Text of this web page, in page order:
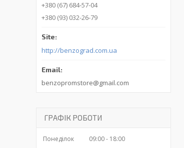
+380 (67) 684-57-04
+380 (93) 032-26-79
http://benzograd.com.ua
benzopromstore@gmail.com
ГРАФІК РОБОТИ
Понеділок 09:00
18:00